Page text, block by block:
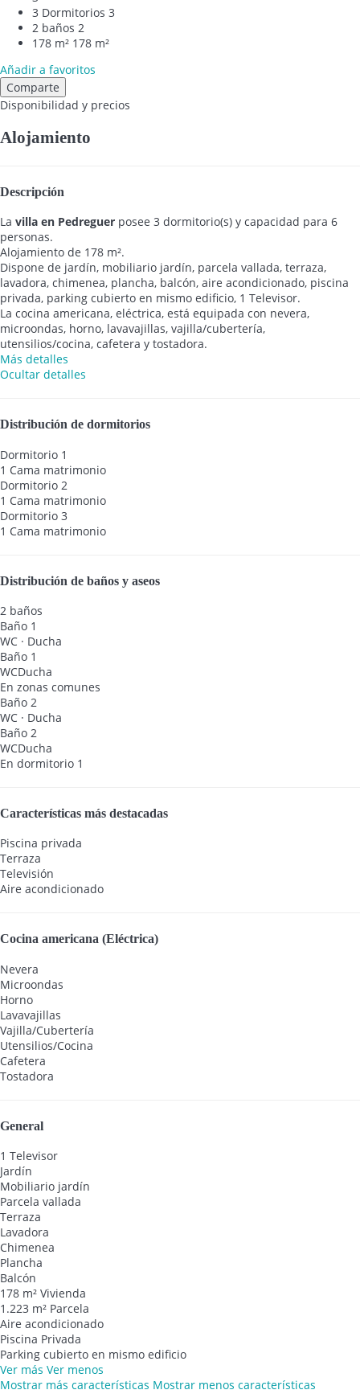
3 Dormitorios 3
2 baños 2
178 m² 178 m²
Añadir a favoritos
Comparte
Disponibilidad y precios
Alojamiento
Descripción
La villa en Pedreguer posee 3 dormitorio(s) y capacidad para 6
personas.
Alojamiento de 178 m².
Dispone de jardín, mobiliario jardín, parcela vallada, terraza,
lavadora, chimenea, plancha, balcón, aire acondicionado, piscina
privada, parking cubierto en mismo edificio, 1 Televisor.
La cocina americana, eléctrica, está equipada con nevera,
microondas, horno, lavavajillas, vajilla/cubertería,
utensilios/cocina, cafetera y tostadora.
Más detalles
Ocultar detalles
Distribución de dormitorios
Dormitorio 1
1 Cama matrimonio
Dormitorio 2
1 Cama matrimonio
Dormitorio 3
1 Cama matrimonio
Distribución de baños y aseos
2 baños
Baño 1
WC · Ducha
Baño 1
WCDucha
En zonas comunes
Baño 2
WC · Ducha
Baño 2
WCDucha
En dormitorio 1
Características más destacadas
Piscina privada
Terraza
Televisión
Aire acondicionado
Cocina americana (Eléctrica)
Nevera
Microondas
Horno
Lavavajillas
Vajilla/Cubertería
Utensilios/Cocina
Cafetera
Tostadora
General
1 Televisor
Jardín
Mobiliario jardín
Parcela vallada
Terraza
Lavadora
Chimenea
Plancha
Balcón
178 m² Vivienda
1.223 m² Parcela
Aire acondicionado
Piscina Privada
Parking cubierto en mismo edificio
Ver más Ver menos
Mostrar más características Mostrar menos características